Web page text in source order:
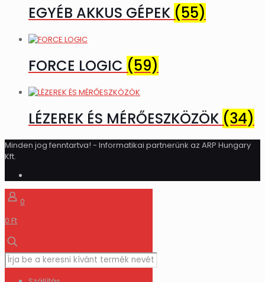
EGYÉB AKKUS GÉPEK (55)
FORCE LOGIC (59)
LÉZEREK ÉS MÉRŐESZKÖZÖK (34)
Minden jog fenntartva! - Informatikai partnerünk az ARP Hungary
Kft.
0
0 Ft